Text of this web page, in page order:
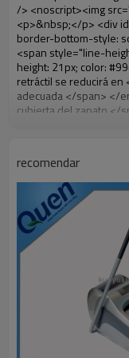
recomendar